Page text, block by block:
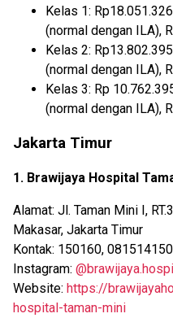
Kelas 1:
(normal dengan ILA),
Kelas 2:
(normal dengan ILA),
Kelas 3: Rp
(normal dengan ILA),
Jakarta Timur
1. Brawijaya Hospital
Alamat: Jl. Taman Mini I,
Makasar, Jakarta Timur
Kontak: 150160,
Instagram:
Website: https://
hospital-taman-mini